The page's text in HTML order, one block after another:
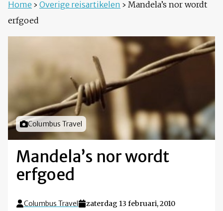
Home › Overige reisartikelen › Mandela’s nor wordt
erfgoed
Foto door
Columbus Travel
Mandela’s nor wordt
erfgoed
Columbus Travel
zaterdag 13 februari, 2010